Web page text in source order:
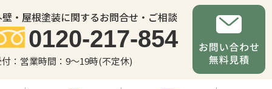
・屋根塗装に関するお問合せ・ご相談
0120-217-854
：営業時間：9～19時(不定休)